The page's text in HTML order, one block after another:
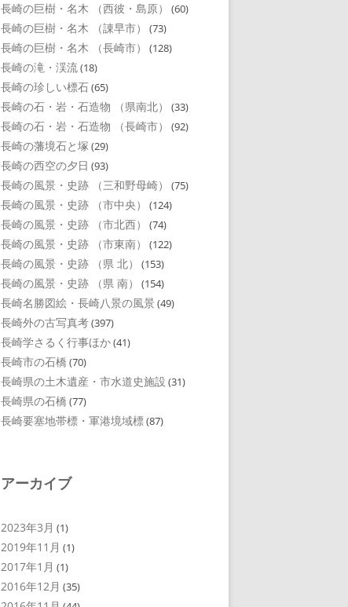
長崎の巨樹・名木 （西彼・島原） (60)
長崎の巨樹・名木 （諌早市） (73)
長崎の巨樹・名木 （長崎市） (128)
長崎の滝・渓流(18)
長崎の珍しい標石(65)
長崎の石・岩・石造物 （県南北） (33)
長崎の石・岩・石造物 （長崎市） (92)
長崎の藩境石と塚 (29)
長崎の西空の夕日 (93)
長崎の風景・史跡 （三和野母崎） (75)
長崎の風景・史跡 （市中央） (124)
長崎の風景・史跡 （市北西） (74)
長崎の風景・史跡 （市東南） (122)
長崎の風景・史跡 （県 北） (153)
長崎の風景・史跡 （県 南） (154)
長崎名勝図絵・長崎八景の風景 (49)
長崎外の古写真考(397)
長崎学さるく行事ほか(41)
長崎市の石橋 (70)
長崎県の土木遺産・市水道史施設 (31)
長崎県の石橋 (77)
長崎要塞地帯標・軍港境域標(87)
アーカイブ
2023年3月 (1)
2019年11月 (1)
2017年1月 (1)
2016年12月 (35)